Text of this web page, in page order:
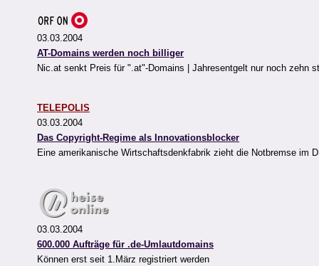
03.03.2004
AT-Domains werden noch billiger
Nic.at senkt Preis für ".at"-Domains | Jahresentgelt nur noch zehn
TELEPOLIS
03.03.2004
Das Copyright-Regime als Innovationsblocker
Eine amerikanische Wirtschaftsdenkfabrik zieht die Notbremse im
03.03.2004
600.000 Aufträge für .de-Umlautdomains
Können erst seit 1.März registriert werden